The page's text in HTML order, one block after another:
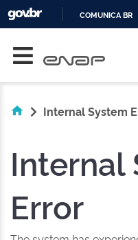
COMUNICA BR
Internal System
Internal
Error